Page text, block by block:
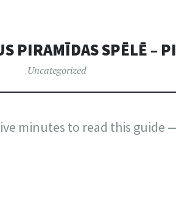
PIRAMĪDAS SPĒLĒ –
Uncategorized
minutes to read this guide